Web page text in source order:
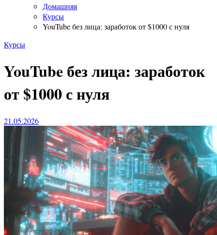
Домашняя
Курсы
YouTube без лица: заработок от $1000 с нуля
Курсы
YouTube без лица: заработок
от $1000 с нуля
21.05.2026